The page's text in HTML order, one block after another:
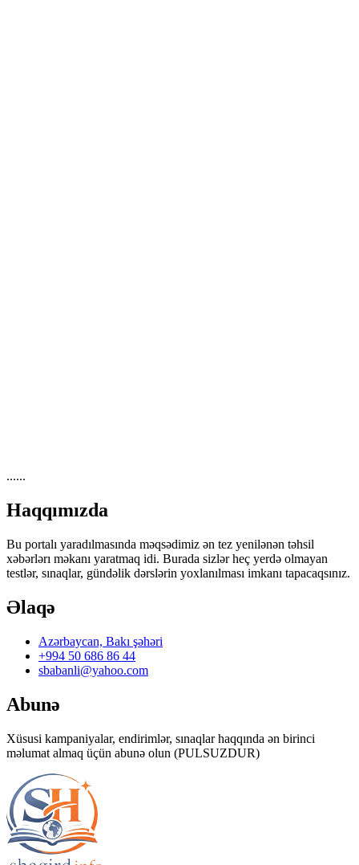
......
Haqqımızda
Bu portalı yaradılmasında məqsədimiz ən tez yenilənən təhsil
xəbərlərı məkanı yaratmaq idi. Burada sizlər heç yerdə olmayan
testlər, sınaqlar, gündəlik dərslərin yoxlanılması imkanı tapacaqsınız.
Əlaqə
Azərbaycan, Bakı şəhəri
+994 50 686 86 44
sbabanli@yahoo.com
Abunə
Xüsusi kampaniyalar, endirimlər, sınaqlar haqqında ən birinci
məlumat almaq üçün abunə olun (PULSUZDUR)